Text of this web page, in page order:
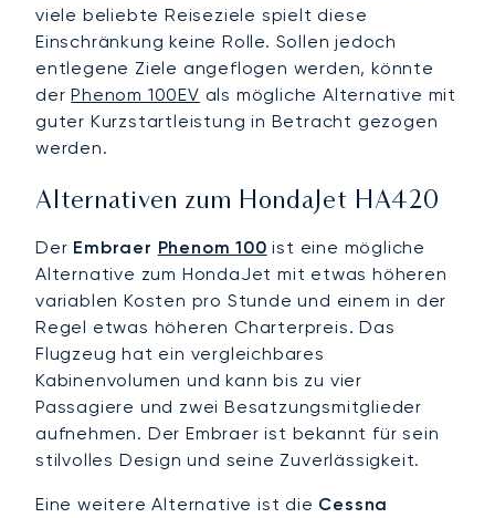
viele beliebte Reiseziele spielt diese
Einschränkung keine Rolle. Sollen jedoch
entlegene Ziele angeflogen werden, könnte
derPhenom 100EV als mögliche Alternative mit
guter Kurzstartleistung in Betracht gezogen
werden.
Alternativen zum HondaJet HA420
Der Embraer Phenom 100 ist eine mögliche
Alternative zum HondaJet mit etwas höheren
variablen Kosten pro Stunde und einem in der
Regel etwas höheren Charterpreis. Das
Flugzeug hat ein vergleichbares
Kabinenvolumen und kann bis zu vier
Passagiere und zwei Besatzungsmitglieder
aufnehmen. Der Embraer ist bekannt für sein
stilvolles Design und seine Zuverlässigkeit.
Eine weitere Alternative ist die Cessna